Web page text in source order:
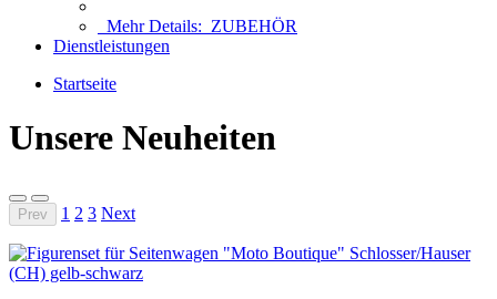
Mehr Details: ZUBEHÖR
Dienstleistungen
Startseite
Unsere Neuheiten
Prev 1 2 3 Next